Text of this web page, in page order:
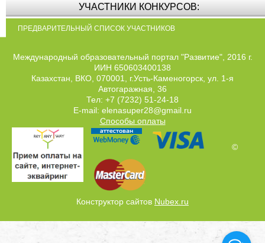
УЧАСТНИКИ КОНКУРСОВ:
ПРЕДВАРИТЕЛЬНЫЙ СПИСОК УЧАСТНИКОВ
Международный образовательный портал "Развитие", 2016 г.
ИИН 650603400138
Казахстан, ВКО, 070001, г.Усть-Каменогорск, ул. 1-я
Автогаражная, 36
Тел: +7 (7232) 51-24-18
E-mail: elenasuper28@gmail.ru
Способы оплаты
©
Конструктор сайтов Nubex.ru